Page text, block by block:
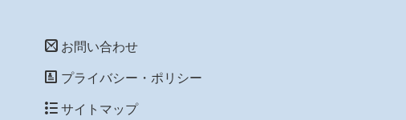
お問い合わせ
プライバシー・ポリシー
サイトマップ